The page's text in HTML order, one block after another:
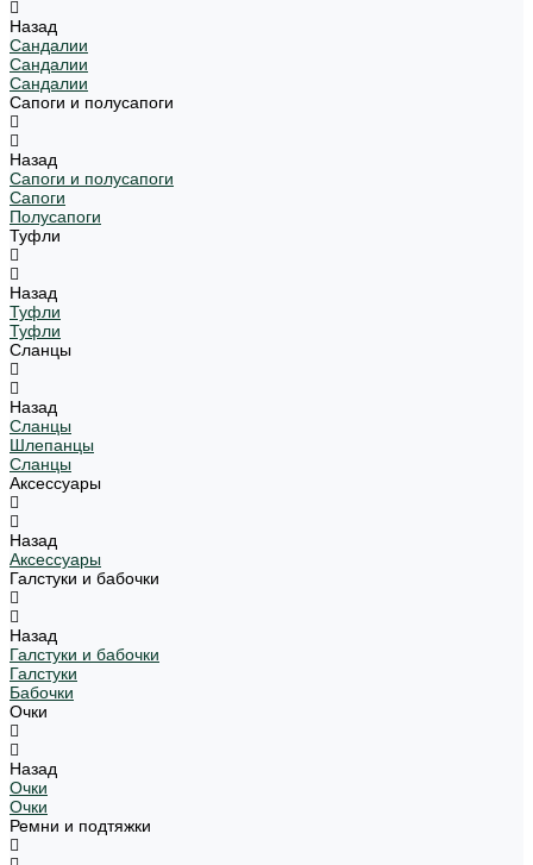
Назад
Сандалии
Сандалии
Сандалии
Сапоги и полусапоги
Назад
Сапоги и полусапоги
Сапоги
Полусапоги
Туфли
Назад
Туфли
Туфли
Сланцы
Назад
Сланцы
Шлепанцы
Сланцы
Аксессуары
Назад
Аксессуары
Галстуки и бабочки
Назад
Галстуки и бабочки
Галстуки
Бабочки
Очки
Назад
Очки
Очки
Ремни и подтяжки